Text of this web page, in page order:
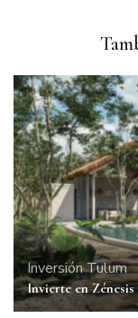
InversiónTulum
Invierte en